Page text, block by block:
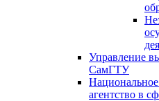
Управление
СамГТУ
агентство в